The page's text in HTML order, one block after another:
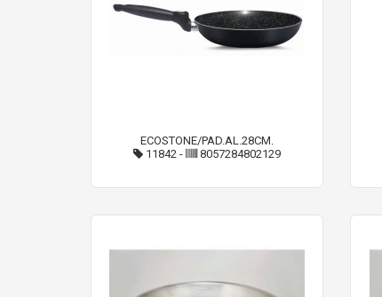
ECOSTONE/PAD.AL.28CM.
11842 - 8057284802129